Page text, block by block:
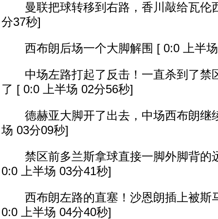
曼联把球转移到右路，香川敲给瓦伦
分37秒]
西布朗后场一个大脚解围 [ 0:0 上半场
中场左路打起了反击！一直杀到了禁
了 [ 0:0 上半场 02分56秒]
德赫亚大脚开了出去，中场西布朗继
场 03分09秒]
禁区前多兰斯拿球直接一脚外脚背的
0:0 上半场 03分41秒]
西布朗左路的直塞！沙恩朗插上被斯
0:0 上半场 04分40秒]